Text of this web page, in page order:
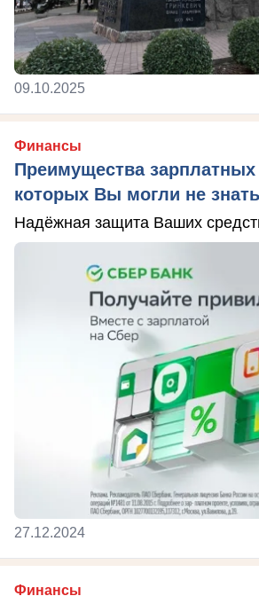
09.10.2025
Финансы
Преимущества зарплатных
которых Вы могли не знать
Надёжная защита Ваших
27.12.2024
Финансы